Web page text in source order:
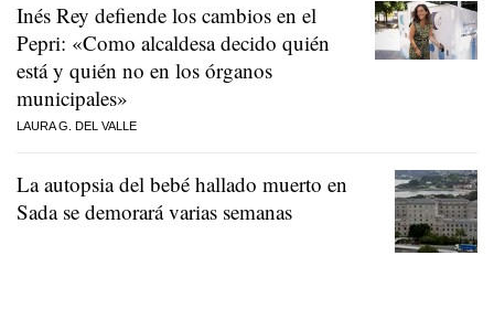
Inés Rey defiende los cambios en el
Pepri: «Como alcaldesa decido quién
está y quién no en los órganos
municipales»
LAURA G. DEL VALLE
La autopsia del bebé hallado muerto en
Sada se demorará varias semanas